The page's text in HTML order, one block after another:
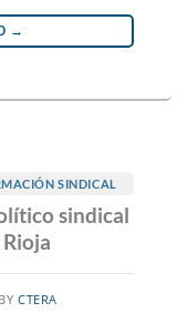
→
SINDICAL
sindical
BYCTERA